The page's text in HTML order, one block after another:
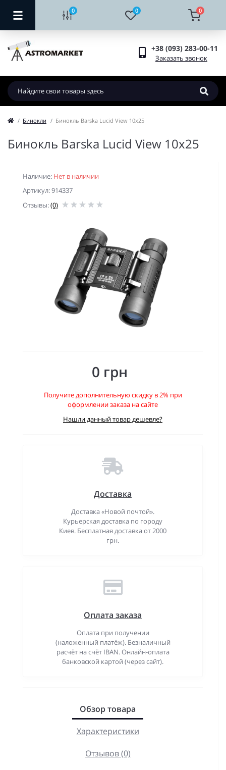
0 0 0
+38 (093) 283-00-11
Заказать звонок
Бинокли Бинокль Barska Lucid View 10x25
Бинокль Barska Lucid View 10x25
Наличие: Нет в наличии
Артикул: 914337
Отзывы:(0)
0 грн
Получите дополнительную скидку в 2% при
оформлении заказа на сайте
Нашли данный товар дешевле?
Доставка
Доставка «Новой почтой».
Курьерская доставка по городу
Киев. Бесплатная доставка от 2000
грн.
Оплата заказа
Оплата при получении
(наложенный платёж). Безналичный
расчёт на счёт IBAN. Онлайн-оплата
банковской картой (через сайт).
Обзор товара
Характеристики
Отзывов (0)